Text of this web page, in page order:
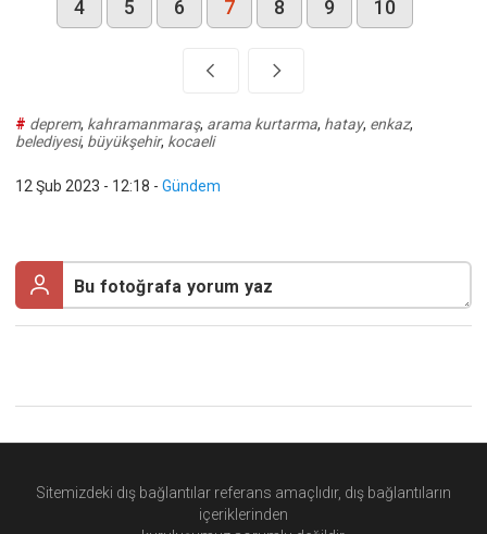
4 5 6 7 8 9 10
# deprem, kahramanmaraş, arama kurtarma, hatay, enkaz,
belediyesi, büyükşehir, kocaeli
12 Şub 2023 - 12:18 - Gündem
Sitemizdeki dış bağlantılar referans amaçlıdır, dış bağlantıların
içeriklerinden